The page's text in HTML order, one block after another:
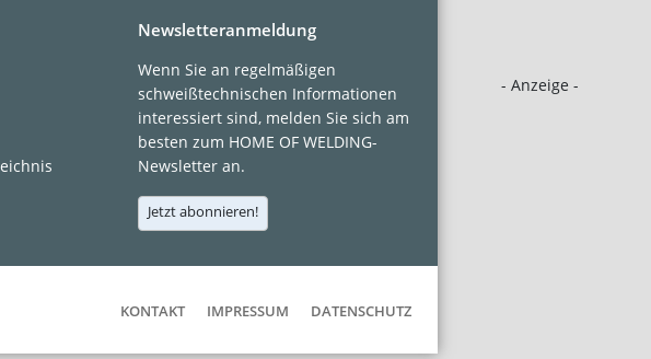
- Anzeige -
Newsletteranmeldung
Wenn Sie an regelmäßigen
schweißtechnischen Informationen
interessiert sind, melden Sie sich am
besten zum HOME OF WELDING-
Newsletter an.
Jetzt abonnieren!
KONTAKT IMPRESSUM DATENSCHUTZ